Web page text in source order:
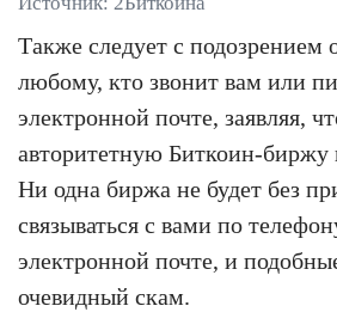
Также следует с подозрением
любому, кто звонит вам или
электронной почте, заявляя,
авторитетную Биткоин-биржу
Ни одна биржа не будет без
связываться с вами по
электронной почте, и
очевидный скам.